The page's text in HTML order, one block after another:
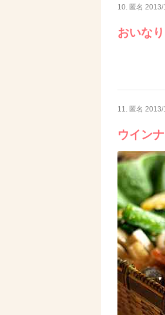
10. 匿名 2013/
おいな
11. 匿名 2013/
ウイン